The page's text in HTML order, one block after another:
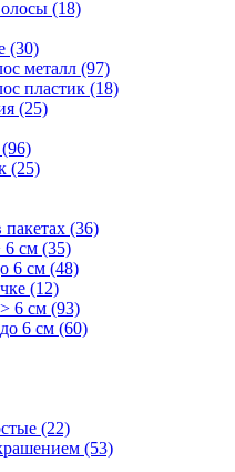
(18)
(30)
металл (97)
пластик (18)
(25)
(25)
(36)
6 см (35)
6 см (48)
(12)
6 см (93)
6 см (60)
(22)
(53)